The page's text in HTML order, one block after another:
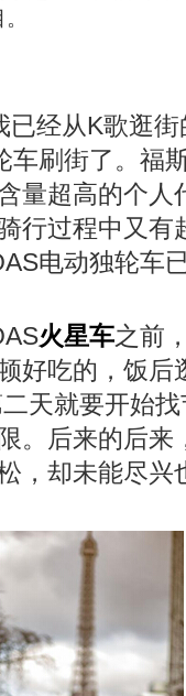
经从K歌逛街
车刷街了。福
量超高的个人
行过程中又有
电动独轮车
火星车之前
好吃的，饭后
天就要开始
。后来的后来
，却未能尽兴